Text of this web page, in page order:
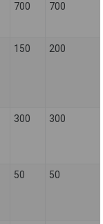
700 700
150 200
300 300
50 50